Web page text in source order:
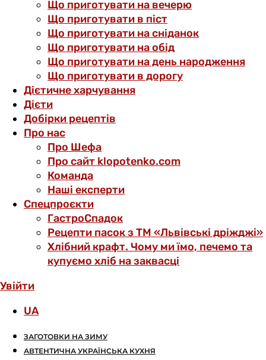
Що приготувати на вечерю
Що приготувати в піст
Що приготувати на сніданок
Що приготувати на обід
Що приготувати на день народження
Що приготувати в дорогу
Дієтичне харчування
Дієти
Добірки рецептів
Про нас
Про Шефа
Про сайт klopotenko.com
Команда
Наші експерти
Спецпроєкти
ГастроСпадок
Рецепти пасок з ТМ «Львівські дріжджі»
Хлібний крафт. Чому ми їмо, печемо та
купуємо хліб на заквасці
Увійти
UA
ЗАГОТОВКИ НА ЗИМУ
АВТЕНТИЧНА УКРАЇНСЬКА КУХНЯ